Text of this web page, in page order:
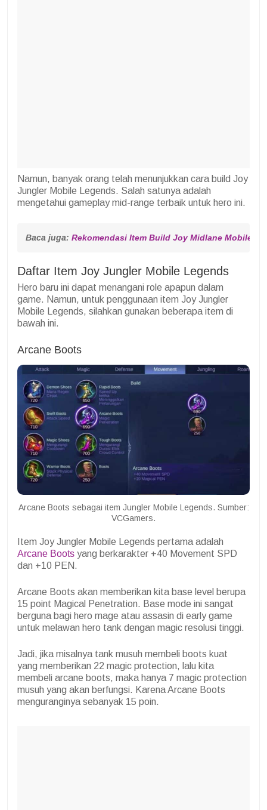
Namun, banyak orang telah menunjukkan cara build Joy
Jungler Mobile Legends. Salah satunya adalah
mengetahui gameplay mid-range terbaik untuk hero ini.
Baca juga: Rekomendasi Item Build Joy Midlane Mobile
Daftar Item Joy Jungler Mobile Legends
Hero baru ini dapat menangani role apapun dalam
game. Namun, untuk penggunaan item Joy Jungler
Mobile Legends, silahkan gunakan beberapa item di
bawah ini.
Arcane Boots
Arcane Boots sebagai item Jungler Mobile Legends. Sumber:
VCGamers.
Item Joy Jungler Mobile Legends pertama adalah
Arcane Boots yang berkarakter +40 Movement SPD
dan +10 PEN.
Arcane Boots akan memberikan kita base level berupa
15 point Magical Penetration. Base mode ini sangat
berguna bagi hero mage atau assasin di early game
untuk melawan hero tank dengan magic resolusi tinggi.
Jadi, jika misalnya tank musuh membeli boots kuat
yang memberikan 22 magic protection, lalu kita
membeli arcane boots, maka hanya 7 magic protection
musuh yang akan berfungsi. Karena Arcane Boots
menguranginya sebanyak 15 poin.